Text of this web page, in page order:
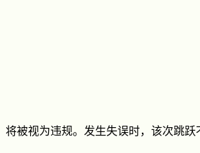
被视为违规。发生失误时，该次跳